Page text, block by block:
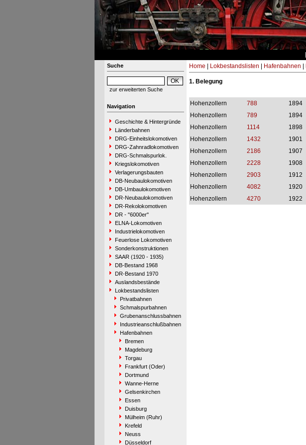
Suche
zur erweiterten Suche
Navigation
Geschichte & Hintergründe
Länderbahnen
DRG-Einheitslokomotiven
DRG-Zahnradlokomotiven
DRG-Schmalspurlok.
Kriegslokomotiven
Verlagerungsbauten
DB-Neubaulokomotiven
DB-Umbaulokomotiven
DR-Neubaulokomotiven
DR-Rekolokomotiven
DR - "6000er"
ELNA-Lokomotiven
Industrielokomotiven
Feuerlose Lokomotiven
Sonderkonstruktionen
SAAR (1920 - 1935)
DB-Bestand 1968
DR-Bestand 1970
Auslandsbestände
Lokbestandslisten
Privatbahnen
Schmalspurbahnen
Grubenanschlussbahnen
Industrieanschlußbahnen
Hafenbahnen
Bremen
Magdeburg
Torgau
Frankfurt (Oder)
Dortmund
Wanne-Herne
Gelsenkirchen
Essen
Duisburg
Mülheim (Ruhr)
Krefeld
Neuss
Düsseldorf
Home Lokbestandslisten Hafenbahnen
1. Belegung
Hohenzollern 788 1894
Hohenzollern
789 1894
Hohenzollern
1114 1898
Hohenzollern
1432 1901
Hohenzollern
2186 1907
Hohenzollern
2228 1908
Hohenzollern
2903 1912
Hohenzollern
4082 1920
Hohenzollern
4270 1922